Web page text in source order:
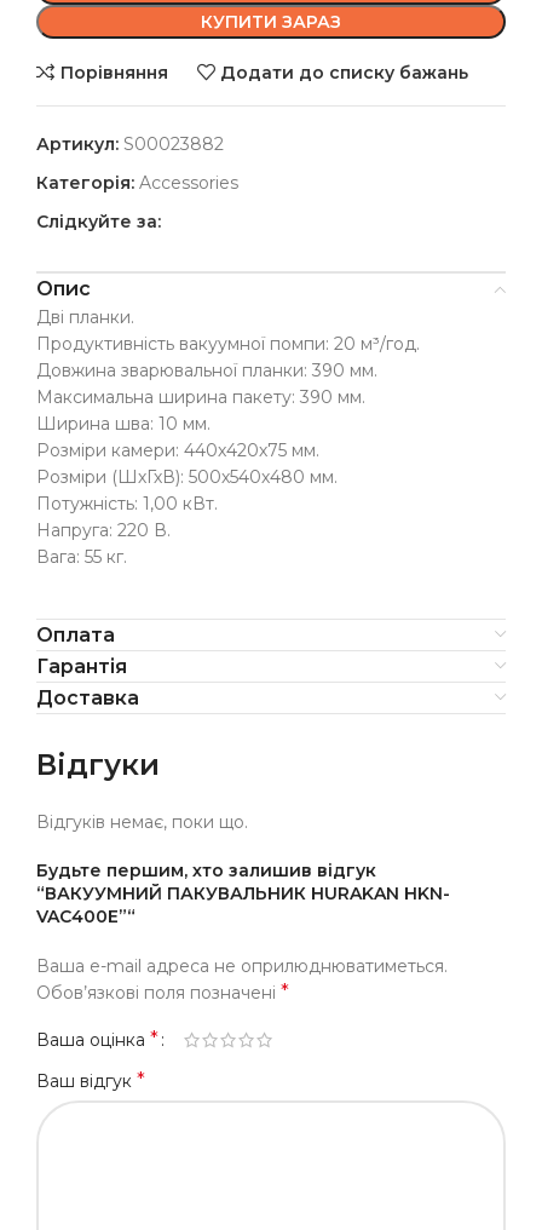
КУПИТИ ЗАРАЗ
Порівняння Додати до списку бажань
Артикул: S00023882
Категорія: Accessories
Слідкуйте за:
Опис
Дві планки.
Продуктивність вакуумної помпи: 20 м³/год.
Довжина зварювальної планки: 390 мм.
Максимальна ширина пакету: 390 мм.
Ширина шва: 10 мм.
Розміри камери: 440х420х75 мм.
Розміри (ШхГхВ): 500х540х480 мм.
Потужність: 1,00 кВт.
Напруга: 220 В.
Вага: 55 кг.
Оплата
Гарантія
Доставка
Відгуки
Відгуків немає, поки що.
Будьте першим, хто залишив відгук
“ВАКУУМНИЙ ПАКУВАЛЬНИК HURAKAN HKN-
VAC400E”“
Ваша e-mail адреса не оприлюднюватиметься.
Обов’язкові поля позначені *
Ваша оцінка *
Ваш відгук *